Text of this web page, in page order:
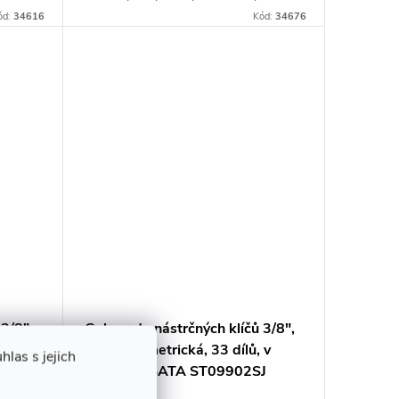
s jejich
i 34616
Obsahuje 6hranné hlavice s technologií
Kód: 34676
8",
Gola sada nástrčných klíčů 3/8",
6hranná, metrická, 33 dílů, v
podnosu, SATA ST09902SJ